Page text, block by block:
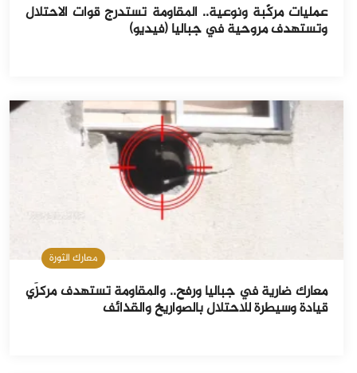
عمليات مركّبة ونوعية.. المقاومة تستدرج قوات الاحتلال
وتستهدف مروحية في جباليا (فيديو)
معارك الثورة
معارك ضارية في جباليا ورفح.. والمقاومة تستهدف مركزَي
قيادة وسيطرة للاحتلال بالصواريخ والقذائف